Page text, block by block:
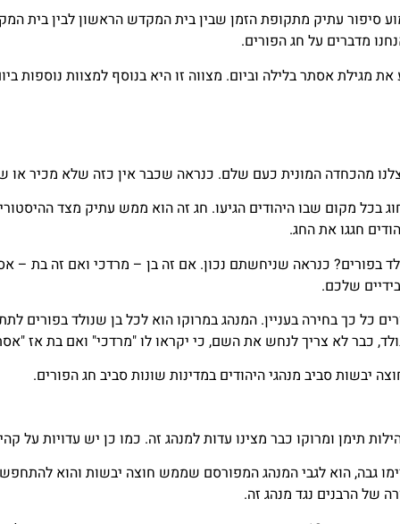
יבשות סביב מנהגי היהודים במדינות שונות סביב חג הפורים.
ככל הנראה, קיום של תחפושות בפורים הוזכר לראשונה במאה ה־13. ישנם רבנים
מנהג נוצרי אך יש הסוברים שלמרות שכנראה מקורו של מנהג
את מנהגו של הרמ"א שהיה מתחפש ביום פורים לעני ועובר בין
מי שממשתף בקריאת מגילה ציבורית בטח שם לב לפסוקים
בלילה.
בחו"ל נהגו לקרוא את הפסוק "להיות כל איש שורר בביתו"
קריאת המילה "המן". אם קצת נעמיק במקורות מנהג זה מקורו
איך בדיוק נכון לנהוג בשמיעת השם "המן". למשל בקהילות